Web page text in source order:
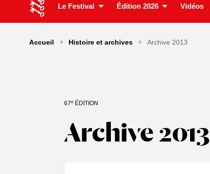
Le Festival Édition 2026 Vidéos
Accueil Histoire et archives Archive 2013
Archive 2013
67e ÉDITION